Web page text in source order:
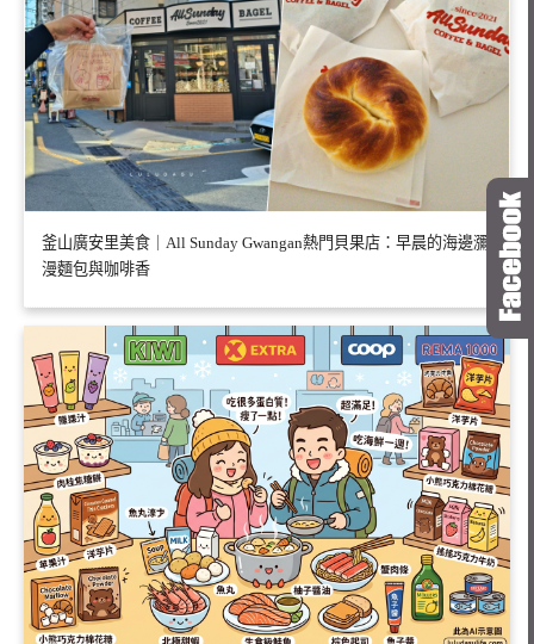
釜山廣安里美食｜All Sunday Gwangan熱門貝果店：早晨的海邊瀰
漫麵包與咖啡香